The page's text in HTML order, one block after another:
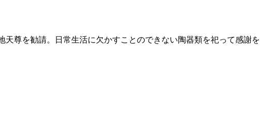
尊を勧請。日常生活に欠かすことのできない陶器類を祀って感謝を